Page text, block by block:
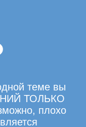
теме вы
ТОЛЬКО
плохо